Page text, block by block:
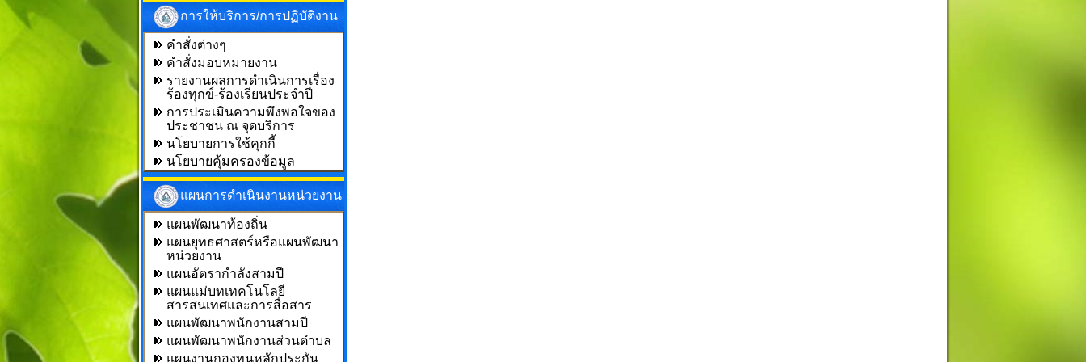
การให้บริการ/การปฏิบัติงาน
คำสั่งต่างๆ
คำสั่งมอบหมายงาน
รายงานผลการดำเนินการเรื่อง
ร้องทุกข์-ร้องเรียนประจำปี
การประเมินความพึงพอใจของ
ประชาชน ณ จุดบริการ
นโยบายการใช้คุกกี้
นโยบายคุ้มครองข้อมูล
แผนการดำเนินงานหน่วยงาน
แผนพัฒนาท้องถิ่น
แผนยุทธศาสตร์หรือแผนพัฒนา
หน่วยงาน
แผนอัตรากำลังสามปี
แผนแม่บทเทคโนโลยี
สารสนเทศและการสื่อสาร
แผนพัฒนาพนักงานสามปี
แผนพัฒนาพนักงานส่วนตำบล
แผนงานกองทุนหลักประกัน